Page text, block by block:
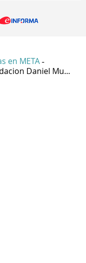
en META -
Daniel Mu...